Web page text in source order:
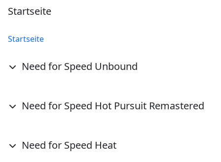
Startseite
Startseite
Need for Speed Unbound
Need for Speed Hot Pursuit Remastered
Need for Speed Heat